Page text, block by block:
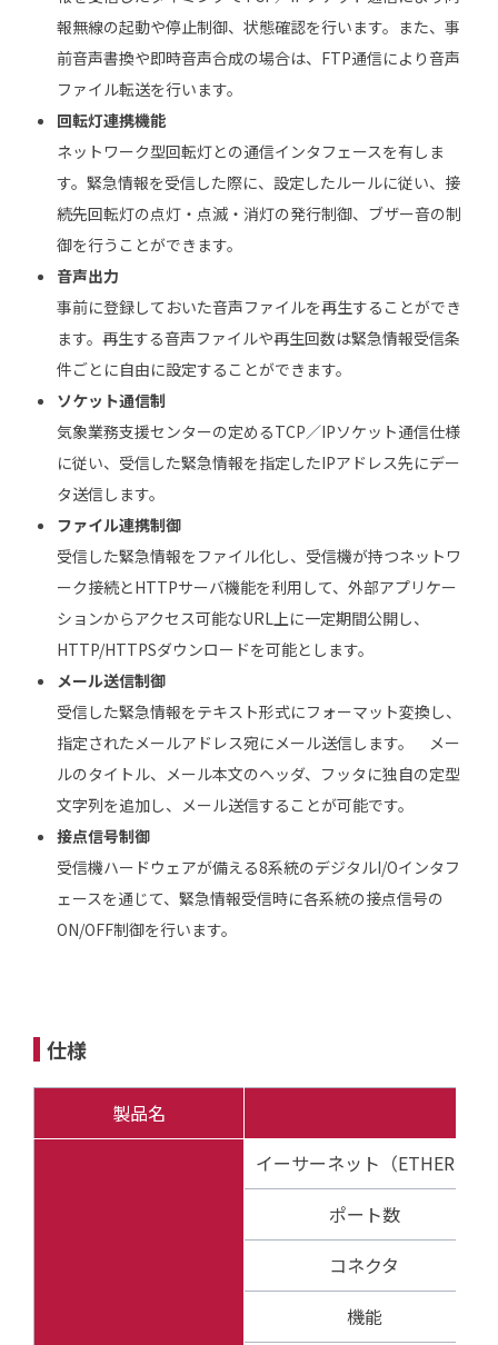
報無線の起動や停止制御、状態確認を行います。また、事
前音声書換や即時音声合成の場合は、FTP通信により音声
ファイル転送を行います。
回転灯連携機能
ネットワーク型回転灯との通信インタフェースを有しま
す。緊急情報を受信した際に、設定したルールに従い、接
続先回転灯の点灯・点滅・消灯の発行制御、ブザー音の制
御を行うことができます。
音声出力
事前に登録しておいた音声ファイルを再生することができ
ます。再生する音声ファイルや再生回数は緊急情報受信条
件ごとに自由に設定することができます。
ソケット通信制
気象業務支援センターの定めるTCP／IPソケット通信仕様
に従い、受信した緊急情報を指定したIPアドレス先にデー
タ送信します。
ファイル連携制御
受信した緊急情報をファイル化し、受信機が持つネットワ
ーク接続とHTTPサーバ機能を利用して、外部アプリケー
ションからアクセス可能なURL上に一定期間公開し、
HTTP/HTTPSダウンロードを可能とします。
メール送信制御
受信した緊急情報をテキスト形式にフォーマット変換し、
指定されたメールアドレス宛にメール送信します。 メー
ルのタイトル、メール本文のヘッダ、フッタに独自の定型
文字列を追加し、メール送信することが可能です。
接点信号制御
受信機ハードウェアが備える8系統のデジタルI/Oインタフ
ェースを通じて、緊急情報受信時に各系統の接点信号の
ON/OFF制御を行います。
仕様
製品名
イーサーネット（ETHER）
ポート数
コネクタ
機能